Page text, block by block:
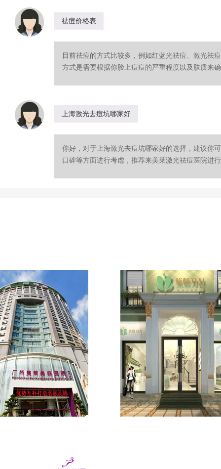
祛痘价格表
目前祛痘的方式比较多，例如红蓝光祛痘、激光祛
方式是需要根据你脸上痘痘的严重程度以及肤质来
上海激光去痘坑哪家好
你好，对于上海激光去痘坑哪家好的选择，建议你
口碑等方面进行考虑，推荐来美莱激光祛痘医院进